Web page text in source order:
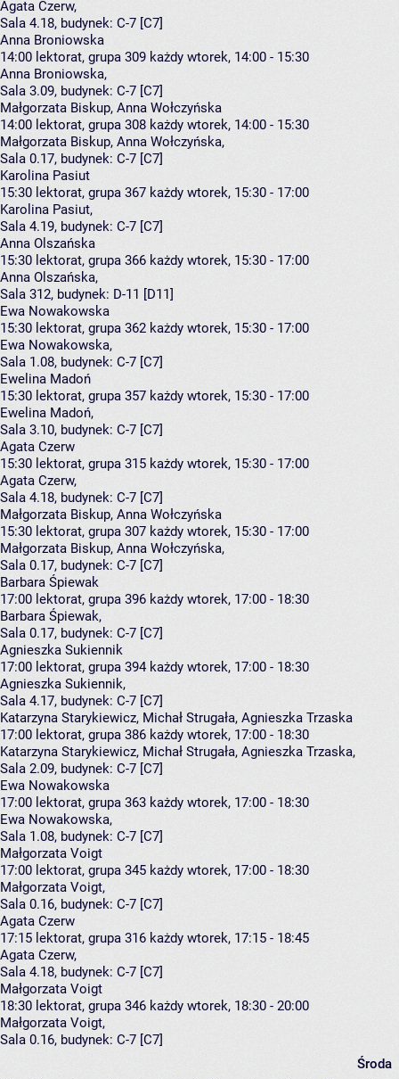
Agata Czerw,
Sala 4.18, budynek: C-7 [C7]
Anna Broniowska
14:00 lektorat, grupa 309 każdy wtorek, 14:00 - 15:30
Anna Broniowska,
Sala 3.09, budynek: C-7 [C7]
Małgorzata Biskup, Anna Wołczyńska
14:00 lektorat, grupa 308 każdy wtorek, 14:00 - 15:30
Małgorzata Biskup, Anna Wołczyńska,
Sala 0.17, budynek: C-7 [C7]
Karolina Pasiut
15:30 lektorat, grupa 367 każdy wtorek, 15:30 - 17:00
Karolina Pasiut,
Sala 4.19, budynek: C-7 [C7]
Anna Olszańska
15:30 lektorat, grupa 366 każdy wtorek, 15:30 - 17:00
Anna Olszańska,
Sala 312, budynek: D-11 [D11]
Ewa Nowakowska
15:30 lektorat, grupa 362 każdy wtorek, 15:30 - 17:00
Ewa Nowakowska,
Sala 1.08, budynek: C-7 [C7]
Ewelina Madoń
15:30 lektorat, grupa 357 każdy wtorek, 15:30 - 17:00
Ewelina Madoń,
Sala 3.10, budynek: C-7 [C7]
Agata Czerw
15:30 lektorat, grupa 315 każdy wtorek, 15:30 - 17:00
Agata Czerw,
Sala 4.18, budynek: C-7 [C7]
Małgorzata Biskup, Anna Wołczyńska
15:30 lektorat, grupa 307 każdy wtorek, 15:30 - 17:00
Małgorzata Biskup, Anna Wołczyńska,
Sala 0.17, budynek: C-7 [C7]
Barbara Śpiewak
17:00 lektorat, grupa 396 każdy wtorek, 17:00 - 18:30
Barbara Śpiewak,
Sala 0.17, budynek: C-7 [C7]
Agnieszka Sukiennik
17:00 lektorat, grupa 394 każdy wtorek, 17:00 - 18:30
Agnieszka Sukiennik,
Sala 4.17, budynek: C-7 [C7]
Katarzyna Starykiewicz, Michał Strugała, Agnieszka Trzaska
17:00 lektorat, grupa 386 każdy wtorek, 17:00 - 18:30
Katarzyna Starykiewicz, Michał Strugała, Agnieszka Trzaska,
Sala 2.09, budynek: C-7 [C7]
Ewa Nowakowska
17:00 lektorat, grupa 363 każdy wtorek, 17:00 - 18:30
Ewa Nowakowska,
Sala 1.08, budynek: C-7 [C7]
Małgorzata Voigt
17:00 lektorat, grupa 345 każdy wtorek, 17:00 - 18:30
Małgorzata Voigt,
Sala 0.16, budynek: C-7 [C7]
Agata Czerw
17:15 lektorat, grupa 316 każdy wtorek, 17:15 - 18:45
Agata Czerw,
Sala 4.18, budynek: C-7 [C7]
Małgorzata Voigt
18:30 lektorat, grupa 346 każdy wtorek, 18:30 - 20:00
Małgorzata Voigt,
Sala 0.16, budynek: C-7 [C7]
Środa